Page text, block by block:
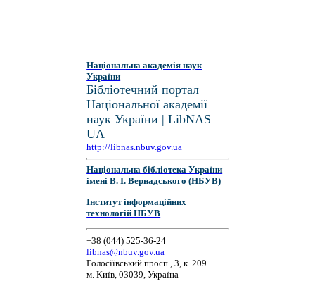
Національна академія наук
України
Бібліотечний портал
Національної академії
наук України | LibNAS
UA
http://libnas.nbuv.gov.ua
Національна бібліотека України
імені В. І. Вернадського (НБУВ)
Інститут інформаційних
технологій НБУВ
+38 (044) 525-36-24
libnas@nbuv.gov.ua
Голосіївський просп., 3, к. 209
м. Київ, 03039, Україна